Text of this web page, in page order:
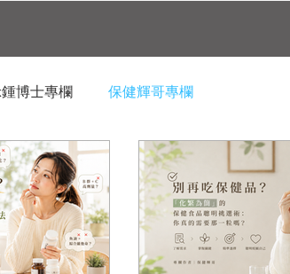
博士專欄 保健輝哥專欄